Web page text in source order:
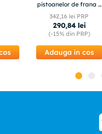
pistoanelor de frana +
valiza, TA1374
342,16 lei PRP
290,84 lei
(-15%din PRP)
Adauga in cos